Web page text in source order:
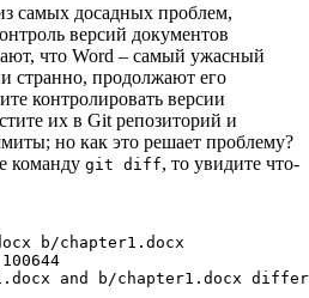
самых досадных проблем,
версий документов
что Word – самый ужасный
странно, продолжают его
контролировать версии
их в Git репозиторий и
но как это решает проблему?
команду git diff, то увидите что-
b/chapter1.docx
100644
and b/chapter1.docx differ